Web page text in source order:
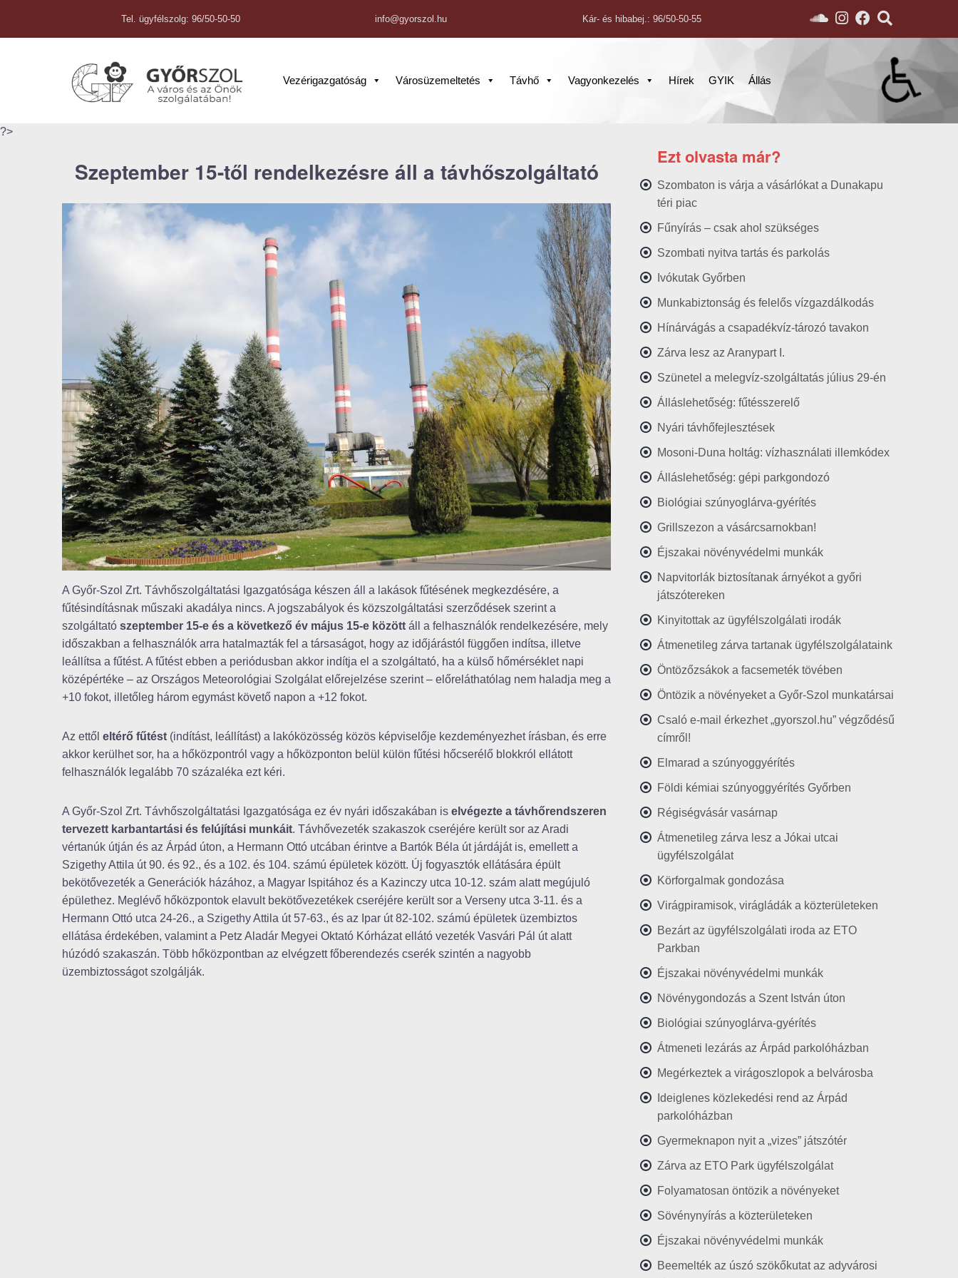
Tel. ügyfélszolg: 96/50-50-50 info@gyorszol.hu Kár- és hibabej.: 96/50-50-55
Vezérigazgatóság Városüzemeltetés Távhő Vagyonkezelés Hírek GYIK Állás
?>
Szeptember 15-től rendelkezésre áll a távhőszolgáltató
A Győr-Szol Zrt. Távhőszolgáltatási Igazgatósága készen áll a lakások fűtésének megkezdésére, a
fűtésindításnak műszaki akadálya nincs. A jogszabályok és közszolgáltatási szerződések szerint a
szolgáltató szeptember 15-e és a következő év május 15-e között áll a felhasználók rendelkezésére, mely
időszakban a felhasználók arra hatalmazták fel a társaságot, hogy az időjárástól függően indítsa, illetve
leállítsa a fűtést. A fűtést ebben a periódusban akkor indítja el a szolgáltató, ha a külső hőmérséklet napi
középértéke – az Országos Meteorológiai Szolgálat előrejelzése szerint – előreláthatólag nem haladja meg a
+10 fokot, illetőleg három egymást követő napon a +12 fokot.
Az ettől eltérő fűtést (indítást, leállítást) a lakóközösség közös képviselője kezdeményezhet írásban, és erre
akkor kerülhet sor, ha a hőközpontról vagy a hőközponton belül külön fűtési hőcserélő blokkról ellátott
felhasználók legalább 70 százaléka ezt kéri.
A Győr-Szol Zrt. Távhőszolgáltatási Igazgatósága ez év nyári időszakában is elvégezte a távhőrendszeren
tervezett karbantartási és felújítási munkáit. Távhővezeték szakaszok cseréjére került sor az Aradi
vértanúk útján és az Árpád úton, a Hermann Ottó utcában érintve a Bartók Béla út járdáját is, emellett a
Szigethy Attila út 90. és 92., és a 102. és 104. számú épületek között. Új fogyasztók ellátására épült
bekötővezeték a Generációk házához, a Magyar Ispitához és a Kazinczy utca 10-12. szám alatt megújuló
épülethez. Meglévő hőközpontok elavult bekötővezetékek cseréjére került sor a Verseny utca 3-11. és a
Hermann Ottó utca 24-26., a Szigethy Attila út 57-63., és az Ipar út 82-102. számú épületek üzembiztos
ellátása érdekében, valamint a Petz Aladár Megyei Oktató Kórházat ellátó vezeték Vasvári Pál út alatt
húzódó szakaszán. Több hőközpontban az elvégzett főberendezés cserék szintén a nagyobb
üzembiztosságot szolgálják.
Ezt olvasta már?
Szombaton is várja a vásárlókat a Dunakapu
téri piac
Fűnyírás – csak ahol szükséges
Szombati nyitva tartás és parkolás
Ivókutak Győrben
Munkabiztonság és felelős vízgazdálkodás
Hínárvágás a csapadékvíz-tározó tavakon
Zárva lesz az Aranypart I.
Szünetel a melegvíz-szolgáltatás július 29-én
Álláslehetőség: fűtésszerelő
Nyári távhőfejlesztések
Mosoni-Duna holtág: vízhasználati illemkódex
Álláslehetőség: gépi parkgondozó
Biológiai szúnyoglárva-gyérítés
Grillszezon a vásárcsarnokban!
Éjszakai növényvédelmi munkák
Napvitorlák biztosítanak árnyékot a győri
játszótereken
Kinyitottak az ügyfélszolgálati irodák
Átmenetileg zárva tartanak ügyfélszolgálataink
Öntözőzsákok a facsemeték tövében
Öntözik a növényeket a Győr-Szol munkatársai
Csaló e-mail érkezhet „gyorszol.hu” végződésű
címről!
Elmarad a szúnyoggyérítés
Földi kémiai szúnyoggyérítés Győrben
Régiségvásár vasárnap
Átmenetileg zárva lesz a Jókai utcai
ügyfélszolgálat
Körforgalmak gondozása
Virágpiramisok, virágládák a közterületeken
Bezárt az ügyfélszolgálati iroda az ETO
Parkban
Éjszakai növényvédelmi munkák
Növénygondozás a Szent István úton
Biológiai szúnyoglárva-gyérítés
Átmeneti lezárás az Árpád parkolóházban
Megérkeztek a virágoszlopok a belvárosba
Ideiglenes közlekedési rend az Árpád
parkolóházban
Gyermeknapon nyit a „vizes” játszótér
Zárva az ETO Park ügyfélszolgálat
Folyamatosan öntözik a növényeket
Sövénynyírás a közterületeken
Éjszakai növényvédelmi munkák
Beemelték az úszó szökőkutat az adyvárosi